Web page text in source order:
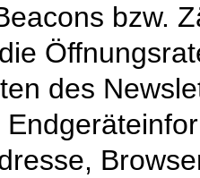
bzw.
des